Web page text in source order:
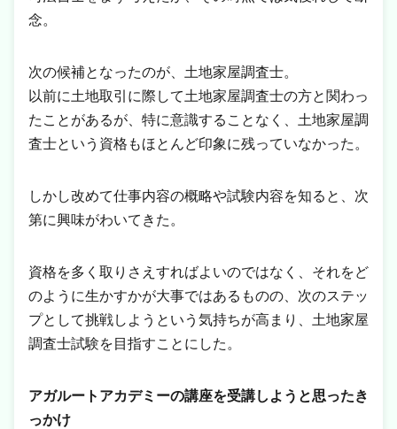
念。
次の候補となったのが、土地家屋調査士。
以前に土地取引に際して土地家屋調査士の方と関わっ
たことがあるが、特に意識することなく、土地家屋調
査士という資格もほとんど印象に残っていなかった。
しかし改めて仕事内容の概略や試験内容を知ると、次
第に興味がわいてきた。
資格を多く取りさえすればよいのではなく、それをど
のように生かすかが大事ではあるものの、次のステッ
プとして挑戦しようという気持ちが高まり、土地家屋
調査士試験を目指すことにした。
アガルートアカデミーの講座を受講しようと思ったき
っかけ